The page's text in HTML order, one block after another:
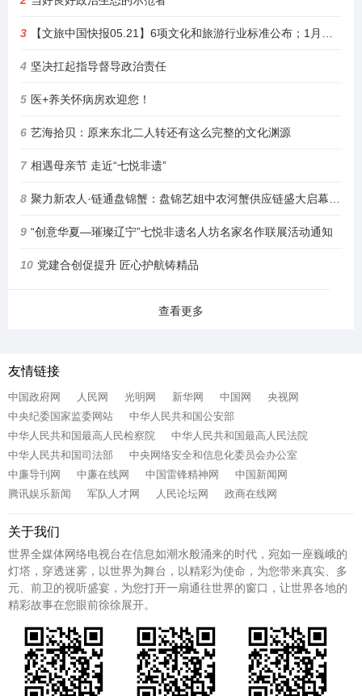
3 【文旅中国快报05.21】6项文化和旅游行业标准公布；1月至4月全国铁路开行旅游列车增23%
4 坚决扛起指导督导政治责任
5 医+养关怀病房欢迎您！
6 艺海拾贝：原来东北二人转还有这么完整的文化渊源
7 相遇母亲节 走近“七悦非遗”
8 聚力新农人·链通盘锦蟹：盘锦艺姐中农河蟹供应链盛大启幕，绘就乡村振兴新图景
9 “创意华夏—璀璨辽宁”七悦非遗名人坊名家名作联展活动通知
10 党建合创促提升 匠心护航铸精品
查看更多
友情链接
中国政府网 人民网 光明网 新华网 中国网
央视网
中央纪委国家监委网站
中华人民共和国公安部
中华人民共和国最高人民检察院
中华人民共和国最高人民法院
中华人民共和国司法部
中央网络安全和信息化委员会办公室
中廉导刊网
中廉在线网 中国雷锋精神网
中国新闻网
腾讯娱乐新闻
军队人才网 人民论坛网 政商在线网
关于我们
世界全媒体网络电视台在信息如潮水般涌来的时代，宛如一座巍峨的
灯塔，穿透迷雾，以世界为舞台，以精彩为使命，为您带来真实、多
元、前卫的视听盛宴，为您打开一扇通往世界的窗口，让世界各地的
精彩故事在您眼前徐徐展开。